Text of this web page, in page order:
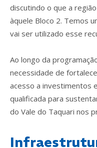
discutindo o que a
àquele Bloco 2. Temos
vai ser utilizado esse
Ao longo da
necessidade de
acesso a investimentos
qualificada para
do Vale do Taquari nos